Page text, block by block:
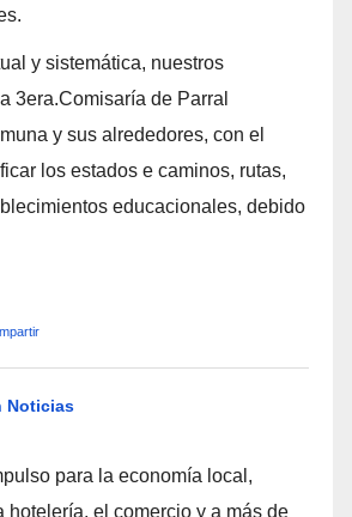
y sistemática, nuestros
3era.Comisaría de Parral
y sus alrededores, con el
los estados e caminos, rutas,
educacionales, debido
Noticias
para la economía local,
hotelería, el comercio y a más de